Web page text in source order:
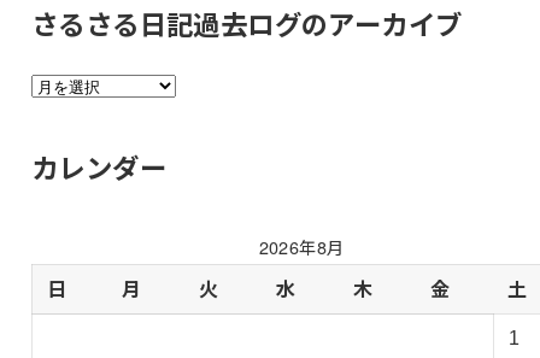
さるさる日記過去ログのアーカイブ
さ
る
過
去
ロ
カレンダー
2026年8月
日 月 火 水 木 金 土
1